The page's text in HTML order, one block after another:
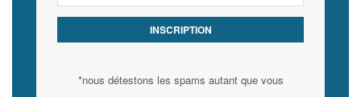
*nous détestons les spams autant que vous